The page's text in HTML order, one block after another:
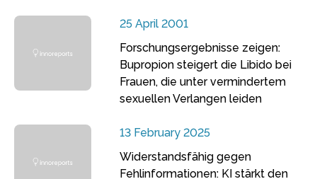
25 April 2001
Forschungsergebnisse zeigen:
Bupropion steigert die Libido bei
Frauen, die unter vermindertem
sexuellen Verlangen leiden
13 February 2025
Widerstandsfähig gegen
Fehlinformationen: KI stärkt den